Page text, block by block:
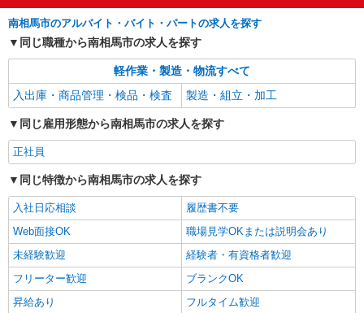
南相馬市のアルバイト・バイト・パートの求人を探す
同じ職種から南相馬市の求人を探す
軽作業・製造・物流すべて
入出庫・商品管理・検品・検査
製造・組立・加工
同じ雇用形態から南相馬市の求人を探す
正社員
同じ特徴から南相馬市の求人を探す
入社日応相談
履歴書不要
Web面接OK
職場見学OKまたは説明会あり
未経験歓迎
経験者・有資格者歓迎
フリーター歓迎
ブランクOK
昇給あり
フルタイム歓迎